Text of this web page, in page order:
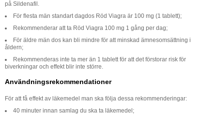
på Sildenafil.
För flesta män standart dagdos Röd Viagra är 100 mg (1 tablett);
Rekommenderar att ta Röd Viagra 100 mg 1 gång per dag;
För äldre män dos kan bli mindre för att minskad ämnesomsättning i
åldern;
Rekommenderas inte ta mer än 1 tablett för att det förstorar risk för
biverkningar och effekt blir inte större.
Användningsrekommendationer
För att få effekt av läkemedel man ska följa dessa rekommenderingar:
40 minuter innan samlag du ska ta läkemedel;